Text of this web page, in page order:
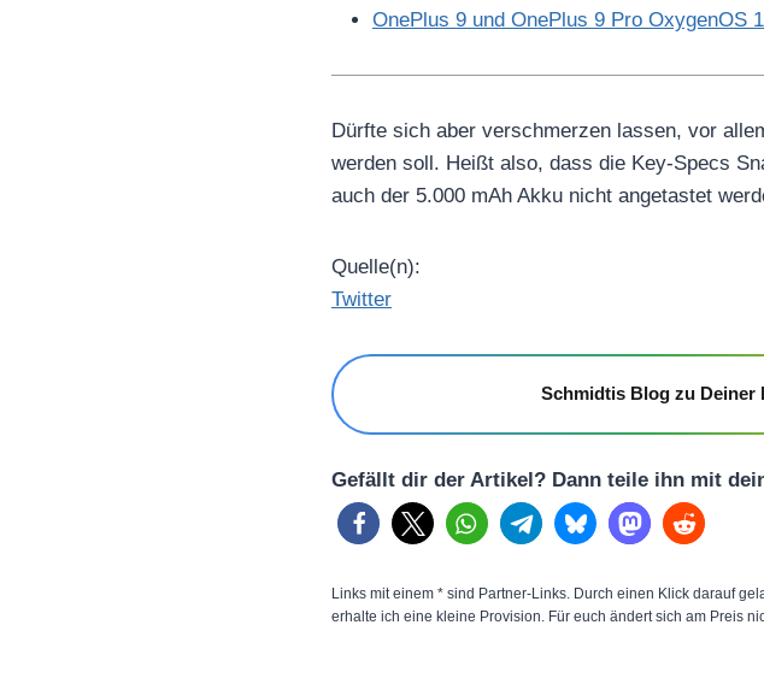
OnePlus 9 und OnePlus 9 Pro OxygenOS
Dürfte sich aber verschmerzen lassen, vor
werden soll. Heißt also, dass die Key-Specs
auch der 5.000 mAh Akku nicht angetastet
Quelle(n):
Twitter
Schmidtis Blog zu Deiner
Gefällt dir der Artikel? Dann teile ihn mit
Links mit einem * sind Partner-Links. Durch einen Klick darauf
erhalte ich eine kleine Provision. Für euch ändert sich am Preis